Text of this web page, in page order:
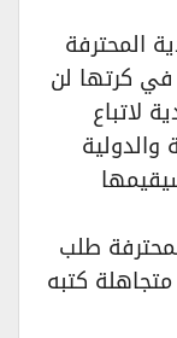
المحترفة
كرتها لن
طلب
كتبه